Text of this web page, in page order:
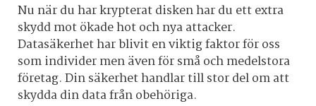
Nu när du har krypterat disken har du ett extra
skydd mot ökade hot och nya attacker.
Datasäkerhet har blivit en viktig faktor för oss
som individer men även för små och medelstora
företag. Din säkerhet handlar till stor del om att
skydda din data från obehöriga.